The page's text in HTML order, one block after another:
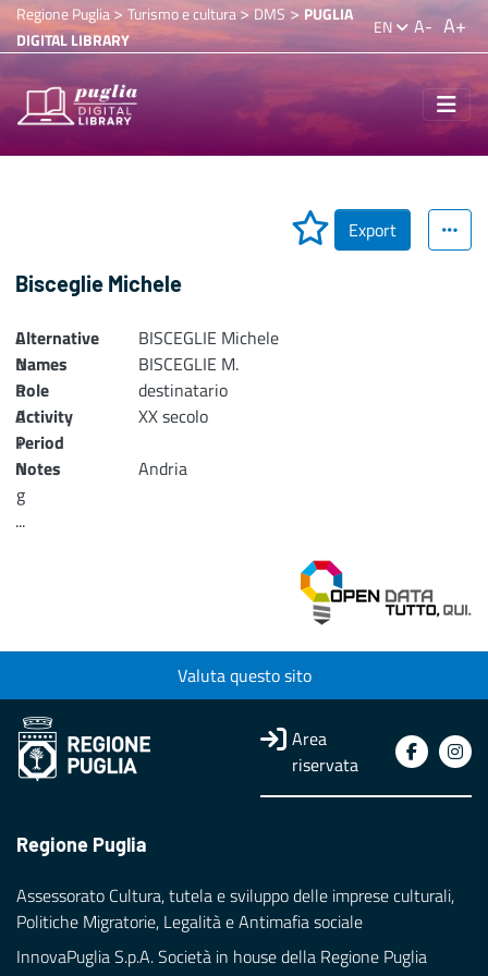
Regione Puglia> Turismo e cultura>DMS > PUGLIA
DIGITAL LIBRARY
EN A- A+
Export
Bisceglie Michele
L
o
a
d
i
n
g
...
Alternative
Names
BISCEGLIE Michele
BISCEGLIE M.
Role
destinatario
Activity
Period
XX secolo
Notes
Andria
Valuta questo sito
Area
riservata
Regione Puglia
Assessorato Cultura, tutela e sviluppo delle imprese culturali,
Politiche Migratorie, Legalità e Antimafia sociale
InnovaPuglia S.p.A. Società in house della Regione Puglia